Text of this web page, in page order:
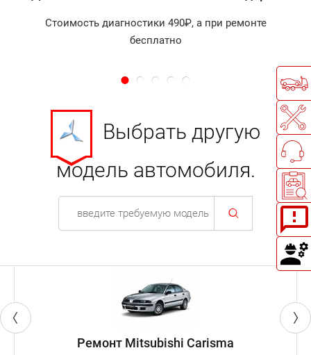
Стоимость диагностики 490₽, а при ремонте
бесплатно
Выбрать другую
модель автомобиля.
Ремонт Mitsubishi Carisma